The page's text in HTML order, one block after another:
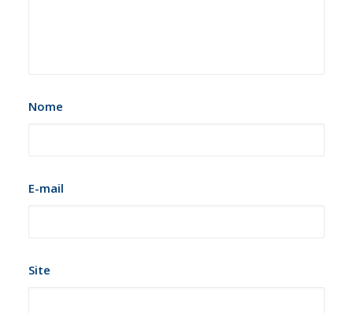
Nome
E-mail
Site